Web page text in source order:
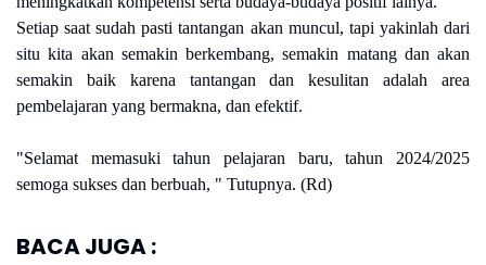
Setiap saat sudah pasti tantangan akan muncul, tapi yakinlah dari
situ kita akan semakin berkembang, semakin matang dan akan
semakin baik karena tantangan dan kesulitan adalah area
pembelajaran yang bermakna, dan efektif.
"Selamat memasuki tahun pelajaran baru, tahun 2024/2025
semoga sukses dan berbuah, " Tutupnya. (Rd)
BACA JUGA :